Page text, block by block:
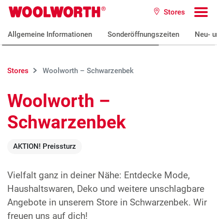
Zum Hauptinhalt
Woolworth GmbH Stores
Allgemeine Informationen Sonderöffnungszeiten Neu-
Stores Woolworth – Schwarzenbek
Woolworth –
Schwarzenbek
AKTION! Preissturz
Vielfalt ganz in deiner Nähe: Entdecke Mode,
Haushaltswaren, Deko und weitere unschlagbare
Angebote in unserem Store in Schwarzenbek. Wir
freuen uns auf dich!